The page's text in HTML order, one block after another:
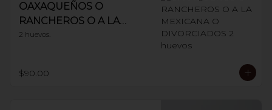
OAXAQUEÑOS O
RANCHEROS O A LA
MEXICANA O
2 huevos.
$90.00